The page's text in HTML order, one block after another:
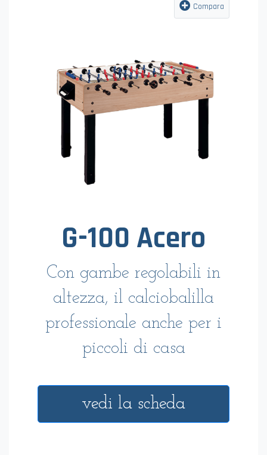
Compara
G-100 Acero
Con gambe regolabili in
altezza, il calciobalilla
professionale anche per i
piccoli di casa
vedi la scheda